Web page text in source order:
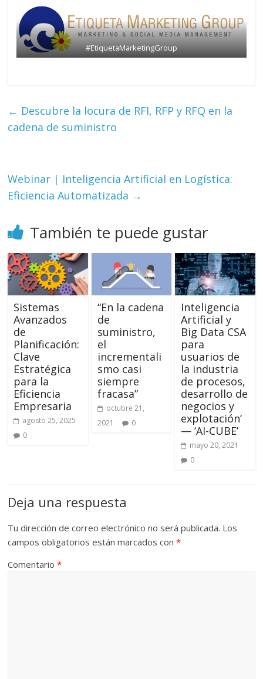
#EtiquetaMarketingGroup
← Descubre la locura de RFI, RFP y RFQ en la
cadena de suministro
Webinar | Inteligencia Artificial en Logística:
Eficiencia Automatizada →
También te puede gustar
Sistemas
Avanzados
de
Planificación:
Clave
Estratégica
para la
Eficiencia
Empresaria
agosto 25, 2025
0
“En la cadena
de
suministro,
el
incrementali
smo casi
siempre
fracasa”
octubre 21,
2021
0
Inteligencia
Artificial y
Big Data CSA
para
usuarios de
la industria
de procesos,
desarrollo de
negocios y
explotación’
— ‘AI-CUBE’
mayo 20, 2021
0
Deja una respuesta
Tu dirección de correo electrónico no será publicada. Los
campos obligatorios están marcados con*
Comentario*